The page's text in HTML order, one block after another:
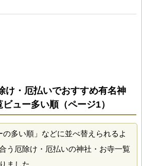
け・厄払いでおすすめ有名神
ュー多い順（ページ1）
多い順」などに並べ替えられるよ
う厄除け・厄払いの神社・お寺一覧
ました